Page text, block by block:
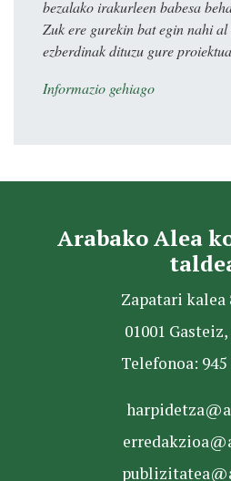
bezalako irakurleen babesa
Zuk ere gurekin bat egin nahi
ezberdinak dituzu gure
Informazio gehiago
Arabako Alea
Zapatari kalea
01001
Telefonoa: 945